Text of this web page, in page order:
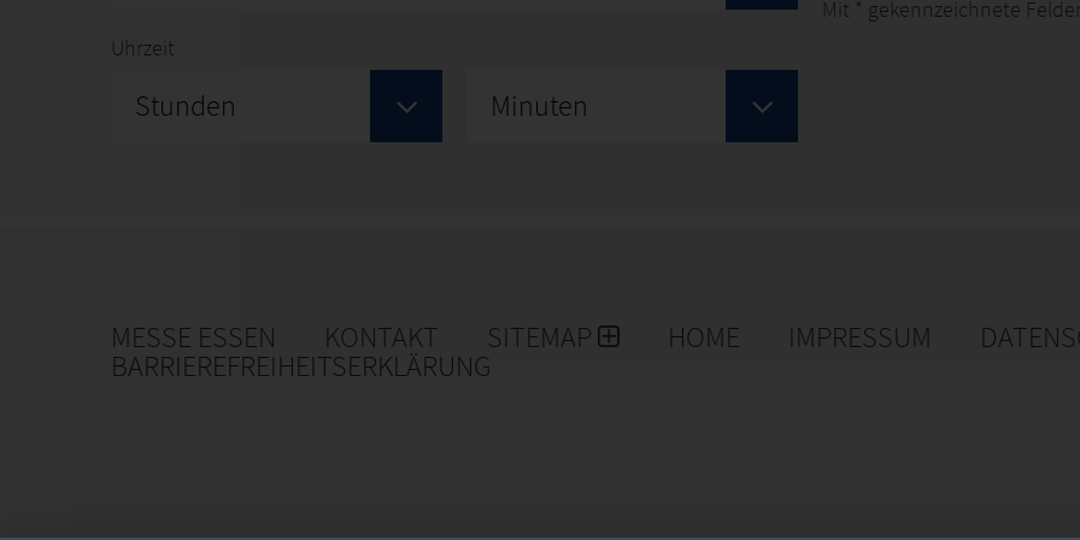
Uhrzeit
Stunden Minuten
Mit * gekennzeichnete
MESSE ESSEN KONTAKT SITEMAP HOME IMPRESSUM
BARRIEREFREIHEITSERKLÄRUNG